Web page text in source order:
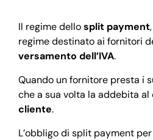
Il regime dellosplit payment
regime destinato ai fornitori
versamento dell’IVA.
Quando un fornitore presta i
che a sua volta la addebita
cliente.
L’obbligo di split payment